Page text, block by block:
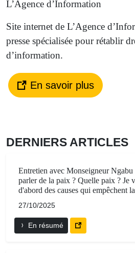
L’Agence d’Information
Site internet de L’Agence
presse spécialisée pour rétablir
d’information.
En savoir plus
DERNIERS ARTICLES
Entretien avec Monseigneur
parler de la paix ? Quelle paix ? Je
d'abord des causes qui empêchent
27/10/2025
En résumé